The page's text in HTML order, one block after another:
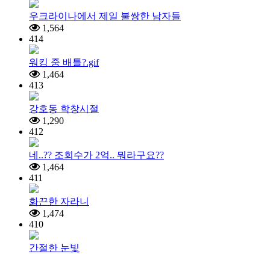
우크라이나에서 제일 불쌍한 남자들
1,564
414
워킹 중 배틀?.gif
1,464
413
강호동 학창시절
1,290
412
네..?? 조회수가 2억.. 뭐라구요??
1,464
411
화끈한 자라니
1,474
410
간절한 눈빛